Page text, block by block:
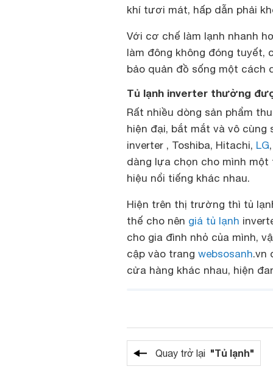
khí tươi mát, hấp dẫn phải
Với cơ chế làm lạnh nhanh
làm đông không đóng tuyết,
bảo quản đồ sống một cách
Tủ lạnh inverter thường
Rất nhiều dòng sản phẩm
hiện đại, bắt mắt và vô
inverter , Toshiba, Hitachi, LG
dàng lựa chọn cho mình
hiệu nổi tiếng khác nhau.
Hiện trên thị trường thì tủ
thế cho nên giá tủ lạnh
cho gia đình nhỏ của mình,
cập vào trang websosanh.vn
cửa hàng khác nhau, hiện
Quay trở lại "Tủ lạnh"